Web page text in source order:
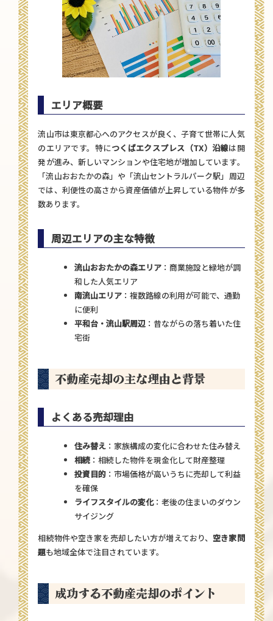
エリア概要
流山市は東京都心へのアクセスが良く、子育て世帯に人気
のエリアです。特につくばエクスプレス（TX）沿線は開
発が進み、新しいマンションや住宅地が増加しています。
「流山おおたかの森」や「流山セントラルパーク駅」周辺
では、利便性の高さから資産価値が上昇している物件が多
数あります。
周辺エリアの主な特徴
流山おおたかの森エリア ：商業施設と緑地が調
和した人気エリア
南流山エリア ：複数路線の利用が可能で、通勤
に便利
平和台・流山駅周辺 ：昔ながらの落ち着いた住
宅街
不動産売却の主な理由と背景
よくある売却理由
住み替え ：家族構成の変化に合わせた住み替え
相続 ：相続した物件を現金化して財産整理
投資目的 ：市場価格が高いうちに売却して利益
を確保
ライフスタイルの変化：老後の住まいのダウン
サイジング
相続物件や空き家を売却したい方が増えており、空き家問
題も地域全体で注目されています。
成功する不動産売却のポイント